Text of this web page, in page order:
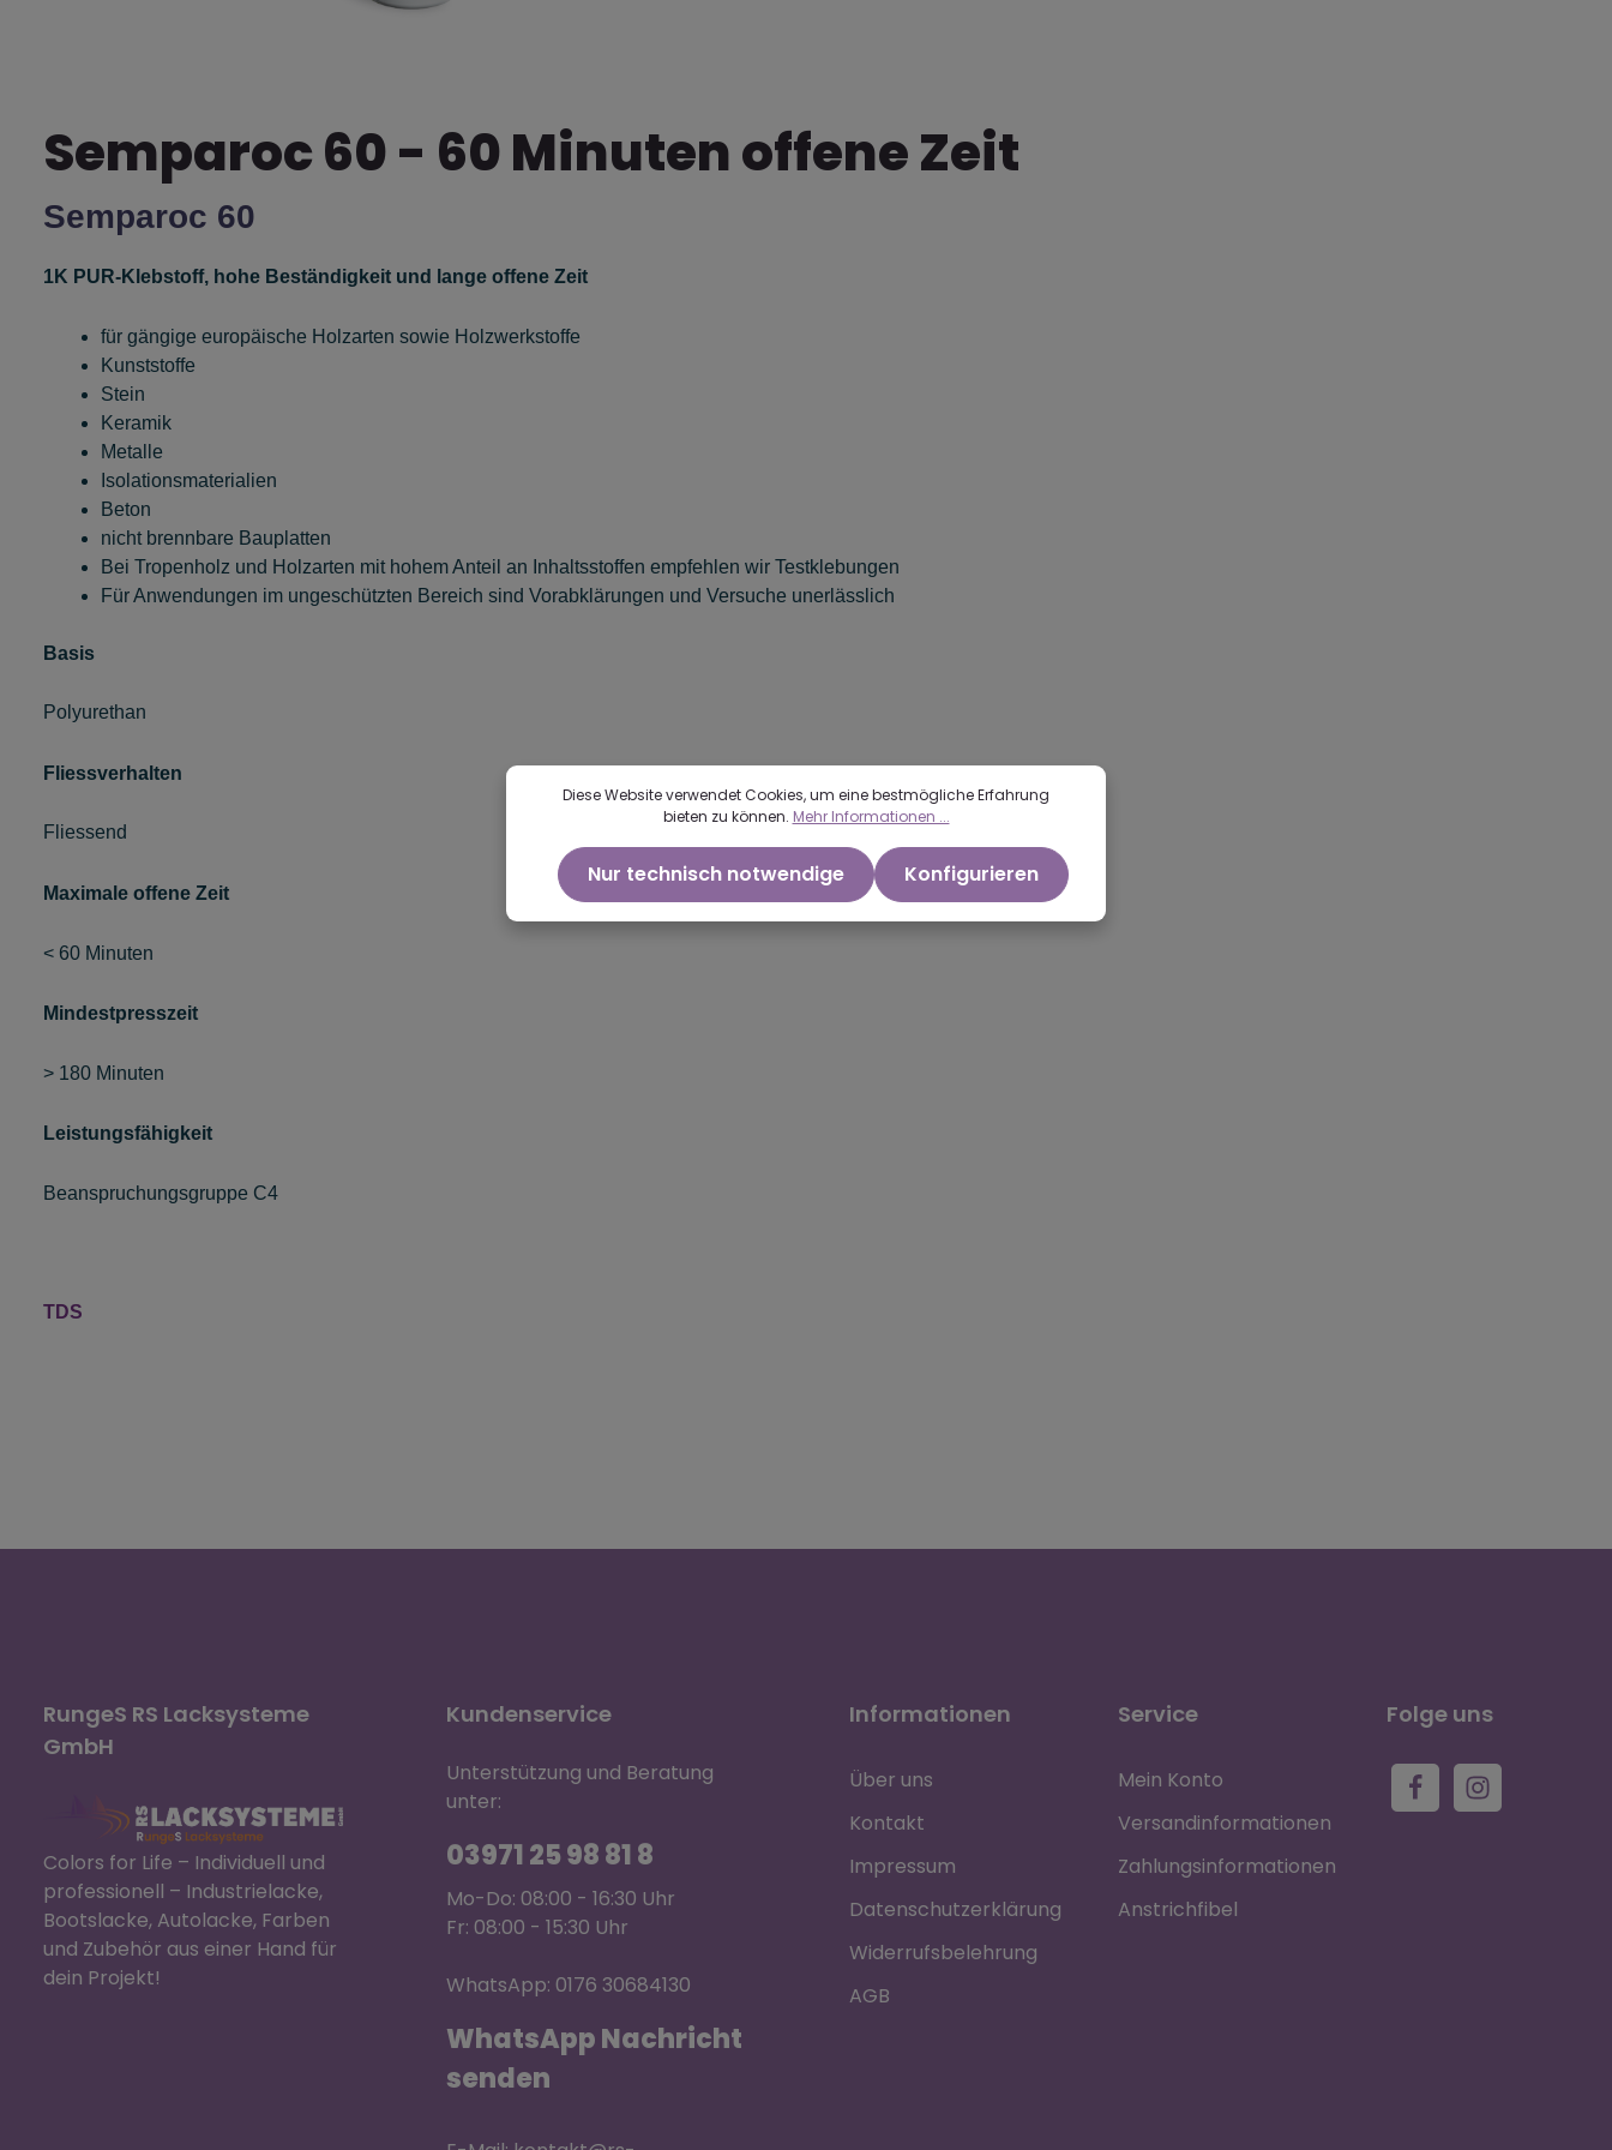
Semparoc 60 - 60 Minuten offene Zeit
Semparoc 60
1K PUR-Klebstoff, hohe Beständigkeit und lange offene Zeit
für gängige europäische Holzarten sowie Holzwerkstoffe
Kunststoffe
Stein
Keramik
Metalle
Isolationsmaterialien
Beton
nicht brennbare Bauplatten
Bei Tropenholz und Holzarten mit hohem Anteil an Inhaltsstoffen empfehlen wir Testklebungen
Für Anwendungen im ungeschützten Bereich sind Vorabklärungen und Versuche unerlässlich
Basis
Polyurethan
Fliessverhalten
Fliessend
Maximale offene Zeit
< 60 Minuten
Mindestpresszeit
> 180 Minuten
Leistungsfähigkeit
Beanspruchungsgruppe C4
TDS
RungeS RS Lacksysteme
GmbH
Colors for Life – Individuell und
professionell – Industrielacke,
Bootslacke, Autolacke, Farben
und Zubehör aus einer Hand für
dein Projekt!
Kundenservice
Unterstützung und Beratung
unter:
03971 25 98 81 8
Mo-Do: 08:00 - 16:30 Uhr
Fr: 08:00 - 15:30 Uhr
WhatsApp: 0176 30684130
WhatsApp Nachricht
senden
Informationen
Über uns
Kontakt
Impressum
Datenschutzerklärung
Widerrufsbelehrung
AGB
Service
Mein Konto
Versandinformationen
Zahlungsinformationen
Anstrichfibel
Folge uns
Diese Website verwendet Cookies, um eine bestmögliche Erfahrung
bieten zu können. Mehr Informationen ...
Nur technisch notwendige Konfigurieren